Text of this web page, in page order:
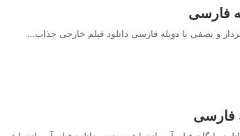
فارسی
و نصفی با دوبله فارسی دانلود فیلم خارجی جذاب…
فارسی